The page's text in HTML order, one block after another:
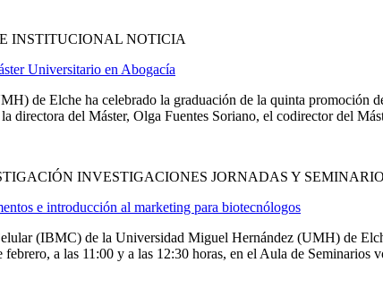
INSTITUCIONAL NOTICIA
Universitario en Abogacía
de Elche ha celebrado la graduación de la quinta
directora del Máster, Olga Fuentes Soriano, el codirector del
INVESTIGACIONES JORNADAS Y
e introducción al marketing para biotecnólogos
(IBMC) de la Universidad Miguel Hernández (UMH) de
febrero, a las 11:00 y a las 12:30 horas, en el Aula de